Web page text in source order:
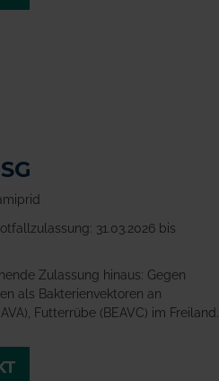
31.03.2026 bis
Zulassung hinaus: Gegen
als Bakterienvektoren an
Futterrübe (BEAVC) im Freiland.